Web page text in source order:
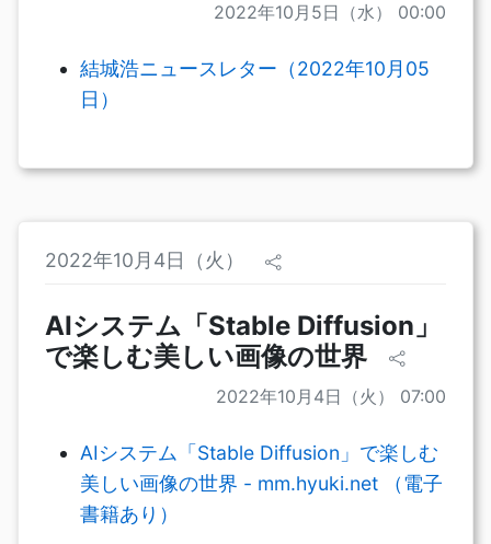
2022年10月5日（水） 00:00
結城浩ニュースレター（2022年10月05
日）
2022年10月4日（火）
AIシステム「Stable Diffusion」
で楽しむ美しい画像の世界
2022年10月4日（火） 07:00
AIシステム「Stable Diffusion」で楽しむ
美しい画像の世界 - mm.hyuki.net （電子
書籍あり）